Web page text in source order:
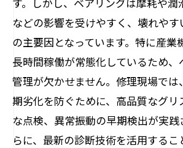
最新技術で進化するモーター
グ対策
などの影響を受けやすく、壊れや
の主要因となっています。特に産業
長時間稼働が常態化しているため
管理が欠かせません。修理現場で
期劣化を防ぐために、高品質なグ
な点検、異常振動の早期検出が実践
らに、最新の診断技術を活用するこ